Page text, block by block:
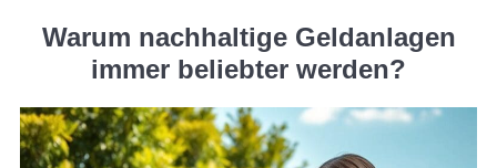
Warum nachhaltige Geldanlagen
immer beliebter werden?